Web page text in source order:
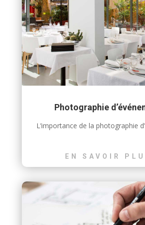
Photographie
L’importance de la photographie
EN SAVOIR